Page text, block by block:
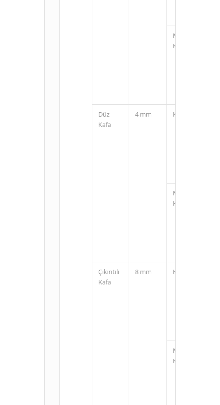
M12
Konnektörlü
Düz
Kafa
4 mm Kablolu
M12
Konnektörlü
Çıkıntılı
Kafa
8 mm Kablolu
M12
Konnektörlü